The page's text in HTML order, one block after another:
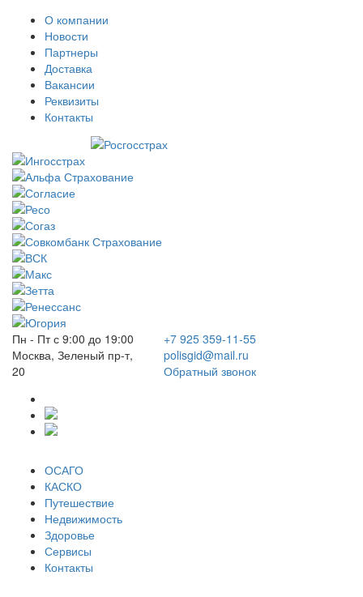
О компании
Новости
Партнеры
Доставка
Вакансии
Реквизиты
Контакты
Пн - Пт с 9:00 до 19:00
Москва, Зеленый пр-т,
20
+7 925 359-11-55
polisgid@mail.ru
Обратный звонок
ОСАГО
КАСКО
Путешествие
Недвижимость
Здоровье
Сервисы
Контакты